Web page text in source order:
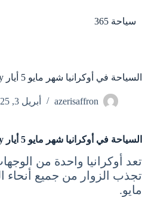
المحتوى
سياحة 365
السياحة في أوكرانيا شهر مايو 5 أيار May
azerisaffron أبريل 3, 2025
السياحة في أوكرانيا شهر مايو 5 أيار May
تعد أوكرانيا واحدة من
تجذب الزوار من جميع أنحاء
مايو.